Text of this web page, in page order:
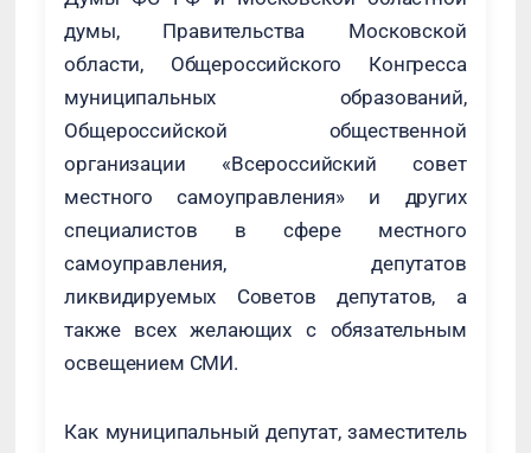
думы, Правительства Московской
области, Общероссийского Конгресса
муниципальных образований,
Общероссийской общественной
организации «Всероссийский совет
местного самоуправления» и других
специалистов в сфере местного
самоуправления, депутатов
ликвидируемых Советов депутатов, а
также всех желающих с обязательным
освещением СМИ.
Как муниципальный депутат, заместитель